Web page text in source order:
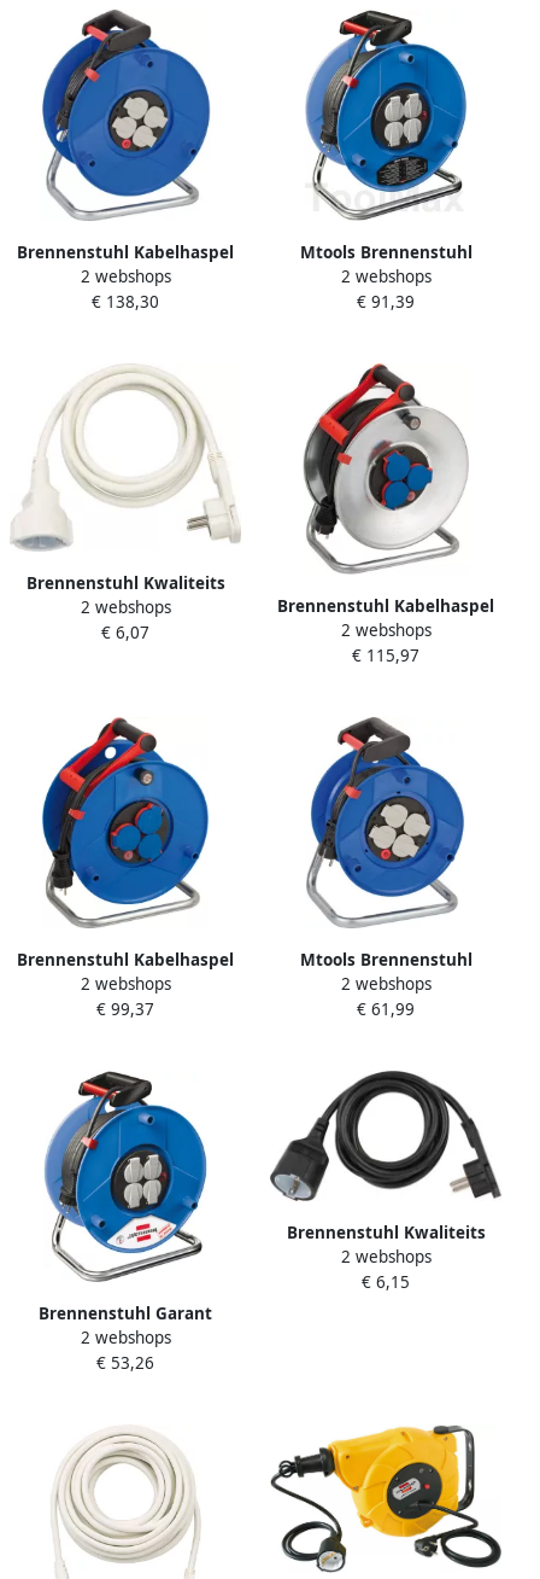
Brennenstuhl Kabelhaspel
40 mtr | 3G2.5 | Plastic |
Garant | 1208300
2 webshops
€ 138,30
Mtools Brennenstuhl
Garant kabelhaspel 50m
H05VV-F 3G1 5 |
2 webshops
€ 91,39
Brennenstuhl Kwaliteits
kunststof verlengsnoer met
platte stekker 2m H05VV-
2 webshops
€ 6,07
Brennenstuhl Kabelhaspel
50 mtr | IP44 | 3G1.5 |
Rubber | Kort
2 webshops
€ 115,97
Brennenstuhl Kabelhaspel
Garant RN | 25m 2 5 |
industrie- bouwplaats
2 webshops
€ 99,37
Mtools Brennenstuhl
Garant kabelhaspel 25m
H05VV-F 3G1 5 |
2 webshops
€ 61,99
Brennenstuhl Garant
Export kabelhaspel 25m
H05VV-F 3G1 5 1215056
2 webshops
€ 53,26
Brennenstuhl Kwaliteits
kunststof verlengsnoer met
platte stekker 2m H05VV-
2 webshops
€ 6,15